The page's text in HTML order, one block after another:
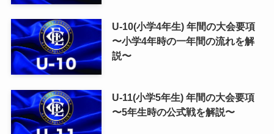
U-10(小学4年生) 年間の大会要項
〜小学4年時の一年間の流れを解
説〜
U-11(小学5年生) 年間の大会要項
〜5年生時の公式戦を解説〜